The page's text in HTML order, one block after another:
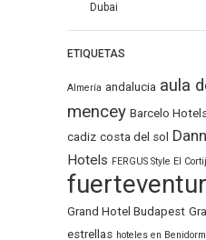
Dubai
ETIQUETAS
Almería andalucia aula
mencey Barcelo
cadiz costa del sol
Hotels FERGUS Style El
Grand Hotel Budapest
estrellas hoteles en Benidorm